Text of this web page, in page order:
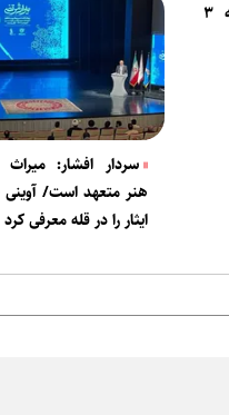
«آقا مرتضی» به شبکه ۳
سردار افشار:
هنر متعهد است/
ایثار را در قله معرفی کرد